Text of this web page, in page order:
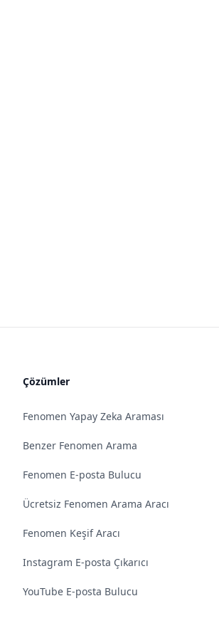
Çözümler
Fenomen Yapay Zeka Araması
Benzer Fenomen Arama
Fenomen E-posta Bulucu
Ücretsiz Fenomen Arama Aracı
Fenomen Keşif Aracı
Instagram E-posta Çıkarıcı
YouTube E-posta Bulucu